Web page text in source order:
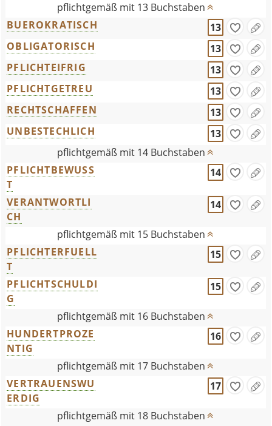
pflichtgemäß mit 13 Buchstaben
BUEROKRATISCH
13
OBLIGATORISCH
13
PFLICHTEIFRIG
13
PFLICHTGETREU
13
RECHTSCHAFFEN
13
UNBESTECHLICH
13
pflichtgemäß mit 14 Buchstaben
PFLICHTBEWUSS
T
14
VERANTWORTLI
CH
14
pflichtgemäß mit 15 Buchstaben
PFLICHTERFUELL
T
15
PFLICHTSCHULDI
G
15
pflichtgemäß mit 16 Buchstaben
HUNDERTPROZE
NTIG
16
pflichtgemäß mit 17 Buchstaben
VERTRAUENSWU
ERDIG
17
pflichtgemäß mit 18 Buchstaben